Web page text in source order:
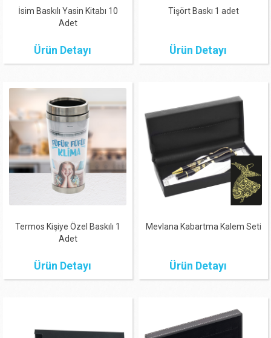
İsim Baskılı Yasin Kitabı 10
Adet
Ürün Detayı
Tişört Baskı 1 adet
Ürün Detayı
Termos Kişiye Özel Baskılı 1
Adet
Ürün Detayı
Mevlana Kabartma Kalem Seti
Ürün Detayı